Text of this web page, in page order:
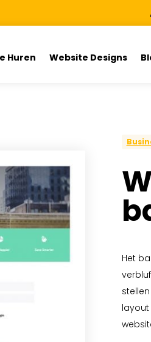
Huren Website Designs
Het